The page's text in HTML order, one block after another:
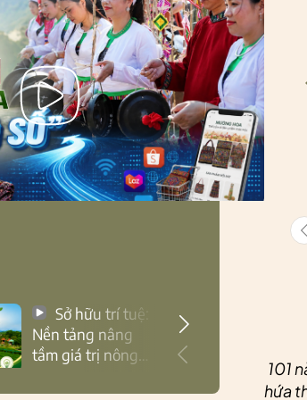
Nền tảng nâng
tầm giá trị nông
101
hứa